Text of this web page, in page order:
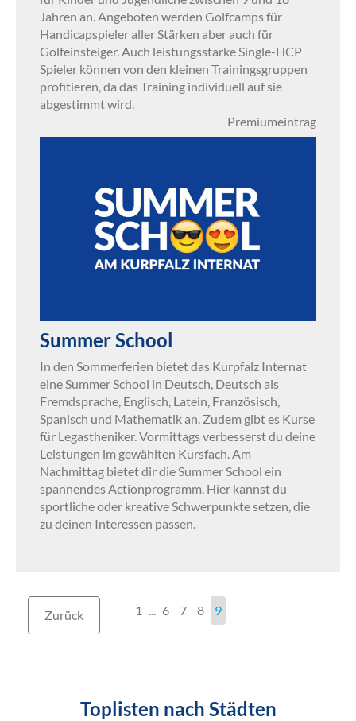
Jahren an. Angeboten werden Golfcamps für
Handicapspieler aller Stärken aber auch für
Golfeinsteiger. Auch leistungsstarke Single-HCP
Spieler können von den kleinen Trainingsgruppen
profitieren, da das Training individuell auf sie
abgestimmt wird.
Premiumeintrag
Summer School
In den Sommerferien bietet das Kurpfalz Internat
eine Summer School in Deutsch, Deutsch als
Fremdsprache, Englisch, Latein, Französisch,
Spanisch und Mathematik an. Zudem gibt es Kurse
für Legastheniker. Vormittags verbesserst du deine
Leistungen im gewählten Kursfach. Am
Nachmittag bietet dir die Summer School ein
spannendes Actionprogramm. Hier kannst du
sportliche oder kreative Schwerpunkte setzen, die
zu deinen Interessen passen.
Zurück 1 6 7 8 9
Toplisten nach Städten